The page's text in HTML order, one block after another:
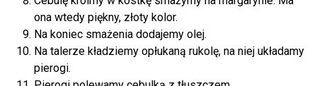
ona wtedy piękny, złoty kolor.
Na koniec smażenia dodajemy olej.
Na talerze kładziemy opłukaną rukolę, na niej układamy
pierogi.